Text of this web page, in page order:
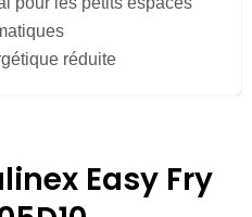
réduite
Easy Fry